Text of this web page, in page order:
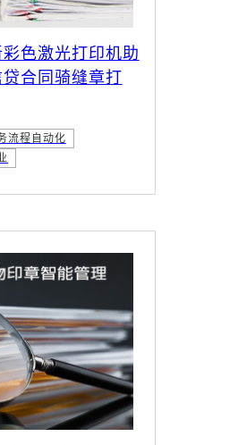
色激光打印机助
合同骑缝章打
流程自动化